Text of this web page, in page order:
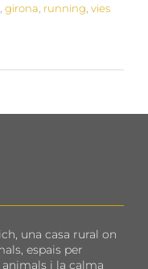
girona running vies
una casa rural on
espais per
animals i la calma